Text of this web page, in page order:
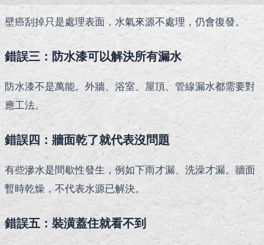
壁癌刮掉只是處理表面，水氣來源不處理，仍會復發。
錯誤三：防水漆可以解決所有漏水
防水漆不是萬能。外牆、浴室、屋頂、管線漏水都需要對
應工法。
錯誤四：牆面乾了就代表沒問題
有些滲水是間歇性發生，例如下雨才漏、洗澡才漏。牆面
暫時乾燥，不代表水源已解決。
錯誤五：裝潢蓋住就看不到